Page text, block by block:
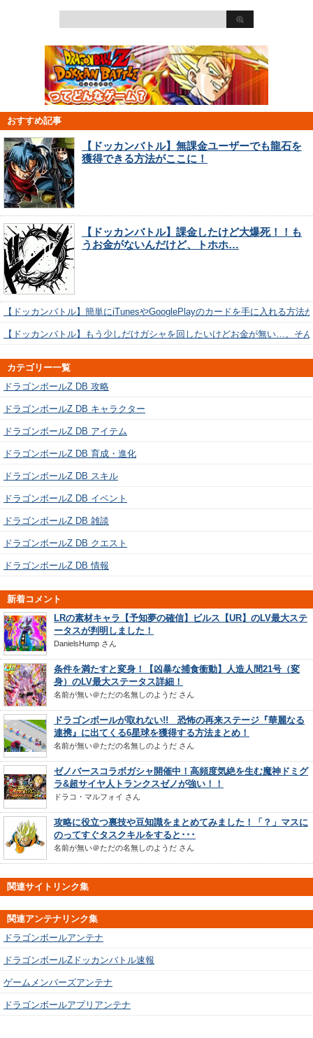
おすすめ記事
【ドッカンバトル】無課金ユーザーでも龍石を
獲得できる方法がここに！
【ドッカンバトル】課金したけど大爆死！！も
うお金がないんだけど、トホホ…
【ドッカンバトル】簡単にiTunesやGooglePlayのカードを手に入れる方法
【ドッカンバトル】もう少しだけガシャを回したいけどお金が無い…。そ
カテゴリー一覧
ドラゴンボールZ DB 攻略
ドラゴンボールZ DB キャラクター
ドラゴンボールZ DB アイテム
ドラゴンボールZ DB 育成・進化
ドラゴンボールZ DB スキル
ドラゴンボールZ DB イベント
ドラゴンボールZ DB 雑談
ドラゴンボールZ DB クエスト
ドラゴンボールZ DB 情報
新着コメント
LRの素材キャラ【予知夢の確信】ビルス【UR】のLV最大ステ
ータスが判明しました！
DanielsHump さん
条件を満たすと変身！【凶暴な捕食衝動】人造人間21号（変
身）のLV最大ステータス詳細！
名前が無い＠ただの名無しのようだ さん
ドラゴンボールが取れない!! 恐怖の再来ステージ『華麗なる
連携』に出てくる6星球を獲得する方法まとめ！
名前が無い＠ただの名無しのようだ さん
ゼノバースコラボガシャ開催中！高頻度気絶を生む魔神ドミグ
ラ&超サイヤ人トランクスゼノが強い！！
ドラコ・マルフォイ さん
攻略に役立つ裏技や豆知識をまとめてみました！「？」マスに
のってすぐタスクキルをすると･･･
名前が無い＠ただの名無しのようだ さん
関連サイトリンク集
関連アンテナリンク集
ドラゴンボールアンテナ
ドラゴンボールZドッカンバトル速報
ゲームメンバーズアンテナ
ドラゴンボールアプリアンテナ